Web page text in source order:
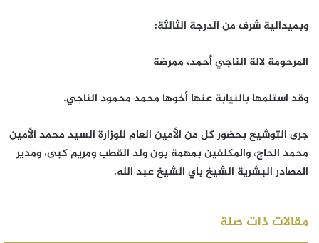
وبميدالية شرف من الدرجة الثالثة:
المرحومة لالة الناجي أحمد، ممرضة
وقد استلمها بالنيابة عنها أخوها محمد محمود الناجي.
جرى التوشيح بحضور كل من الأمين العام للوزارة السيد محمد الأمين
محمد الحاج، والمكلفين بمهمة بون ولد القطب ومريم كبى، ومدير
المصادر البشرية الشيخ باي الشيخ عبد الله.
مقالات ذات صلة